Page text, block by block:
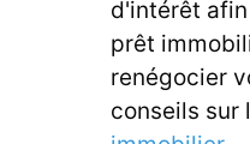
d'intérêt
prêt
renégocier
conseils sur